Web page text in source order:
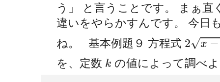
う」 と言うことです。 まぁ
違いをやらかすんです。 今日
ね。 基本例題９ 方程式 2√x −
x − 1 =
を、定数 k
k の値によって調べ